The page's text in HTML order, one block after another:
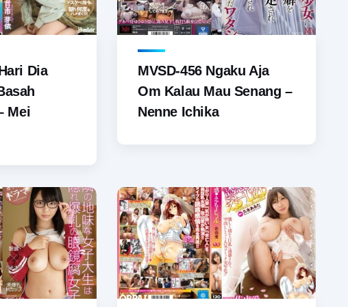
Dia
Mei
MVSD-456 Ngaku Aja
Om Kalau Mau Senang –
Nenne Ichika